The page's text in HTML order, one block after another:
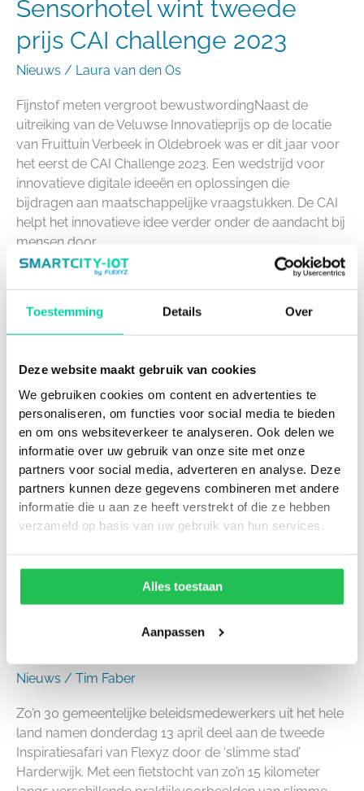
Toestemming Details Over
Deze website maakt gebruik van cookies
We gebruiken cookies om content en advertenties te
personaliseren, om functies voor social media te bieden
en om ons websiteverkeer te analyseren. Ook delen we
informatie over uw gebruik van onze site met onze
partners voor social media, adverteren en analyse. Deze
partners kunnen deze gegevens combineren met andere
informatie die u aan ze heeft verstrekt of die ze hebben
verzameld op basis van uw gebruik van hun services.
Alles toestaan
Aanpassen
Sensorhotel wint tweede
prijs CAI challenge 2023
Nieuws / Laura van den Os
Fijnstof meten vergroot bewustwordingNaast de
uitreiking van de Veluwse Innovatieprijs op de locatie
van Fruittuin Verbeek in Oldebroek was er dit jaar voor
het eerst de CAI Challenge 2023. Een wedstrijd voor
innovatieve digitale ideeën en oplossingen die
bijdragen aan maatschappelijke vraagstukken. De CAI
helpt het innovatieve idee verder onder de aandacht bij
mensen door
editie van de inspiratiesafari
Nieuws / Tim Faber
Zo’n 30 gemeentelijke beleidsmedewerkers uit het hele
land namen donderdag 13 april deel aan de tweede
Inspiratiesafari van Flexyz door de ‘slimme stad’
Harderwijk. Met een fietstocht van zo’n 15 kilometer
Een
succesvolle
tweede
editie
van
de
inspiratiesafari